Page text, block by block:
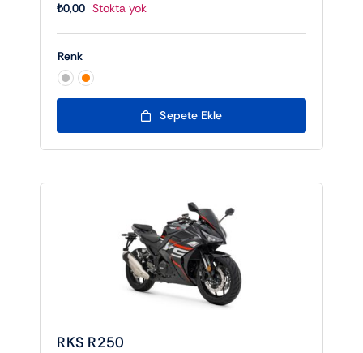
₺0,00 Stokta yok
Renk
Sepete Ekle
RKS R250